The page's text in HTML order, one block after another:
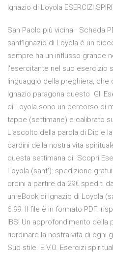
Ignazio di Loyola ESERCIZI
San Paolo più vicina · Scheda
sant'Ignazio di Loyola è un
sempre ha un influsso grande
l'esercitante nel suo esercizio
linguaggio della preghiera,
Ignazio paragona questo Gli
di Loyola sono un percorso di
tappe (settimane) e calibrato
L'ascolto della parola di Dio e
cardini della nostra vita
questa settimana di Scopri
Loyola (sant'): spedizione
ordini a partire da 29€ spediti
un eBook di Ignazio di Loyola
6.99. Il file è in formato PDF:
IBS! Un approfondimento
riordinare la nostra vita di ogni
Suo stile. E.V.O. Esercizi